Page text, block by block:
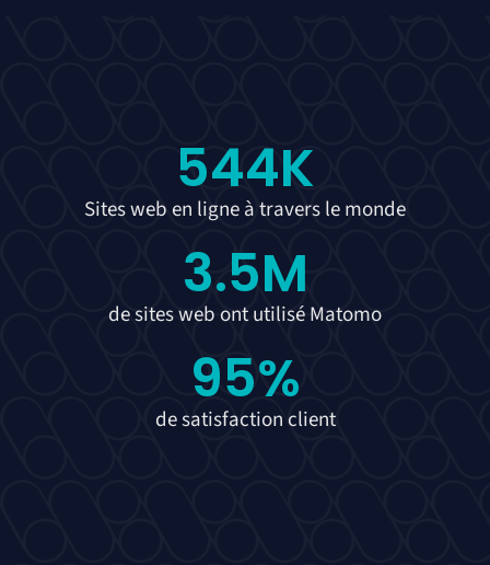
Sites web en ligne à travers le monde
544K
de sites web ont utilisé Matomo
3.5M
de satisfaction client
95%